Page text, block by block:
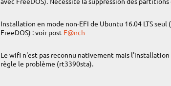
Installation en mode non-EFI de Ubuntu 16.04 LTS seul
FreeDOS) : voir post F@nch
Le wifi n'est pas reconnu nativement mais
règle le problème (rt3390sta).